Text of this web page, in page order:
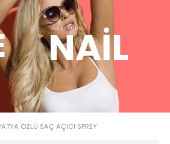
ALESSANDRO
NAIL
ÖZLÜ SAÇ AÇICI SPREY
Nail Spa Manicure Cuticare Nou